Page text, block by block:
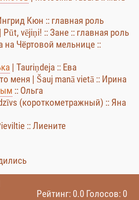
Кюн :: главная роль
| Pūt, vējiņi! :: Зане :: главная роль
на Чёртовой мельнице ::
| Tauriņdeja :: Ева
меня | Šauj manā vietā :: Ирина
:: Ольга
(короткометражный) :: Яна
:: Лиените
Рейтинг: 0.0 Голосов: 0